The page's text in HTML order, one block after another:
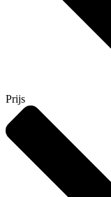
Prijs